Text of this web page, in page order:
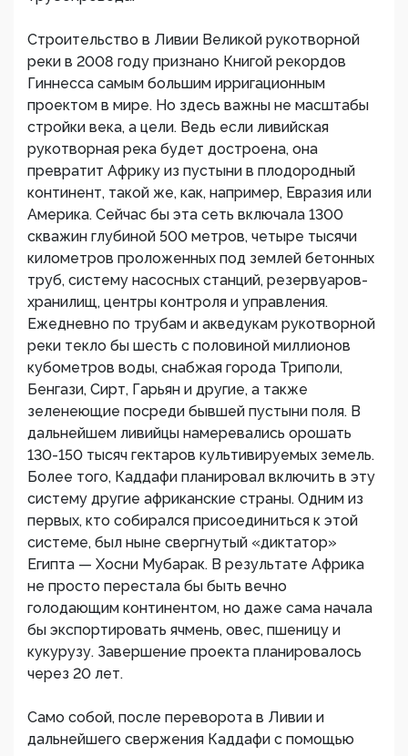
Строительство в Ливии Великой рукотворной
реки в 2008 году признано Книгой рекордов
Гиннесса самым большим ирригационным
проектом в мире. Но здесь важны не масштабы
стройки века, а цели. Ведь если ливийская
рукотворная река будет достроена, она
превратит Африку из пустыни в плодородный
континент, такой же, как, например, Евразия или
Америка. Сейчас бы эта сеть включала 1300
скважин глубиной 500 метров, четыре тысячи
километров проложенных под землей бетонных
труб, систему насосных станций, резервуаров-
хранилищ, центры контроля и управления.
Ежедневно по трубам и акведукам рукотворной
реки текло бы шесть с половиной миллионов
кубометров воды, снабжая города Триполи,
Бенгази, Сирт, Гарьян и другие, а также
зеленеющие посреди бывшей пустыни поля. В
дальнейшем ливийцы намеревались орошать
130-150 тысяч гектаров культивируемых земель.
Более того, Каддафи планировал включить в эту
систему другие африканские страны. Одним из
первых, кто собирался присоединиться к этой
системе, был ныне свергнутый «диктатор»
Египта — Хосни Мубарак. В результате Африка
не просто перестала бы быть вечно
голодающим континентом, но даже сама начала
бы экспортировать ячмень, овес, пшеницу и
кукурузу. Завершение проекта планировалось
через 20 лет.
Само собой, после переворота в Ливии и
дальнейшего свержения Каддафи с помощью